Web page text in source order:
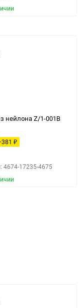
нейлона Z/1-001В
₽
4674-17235-4675